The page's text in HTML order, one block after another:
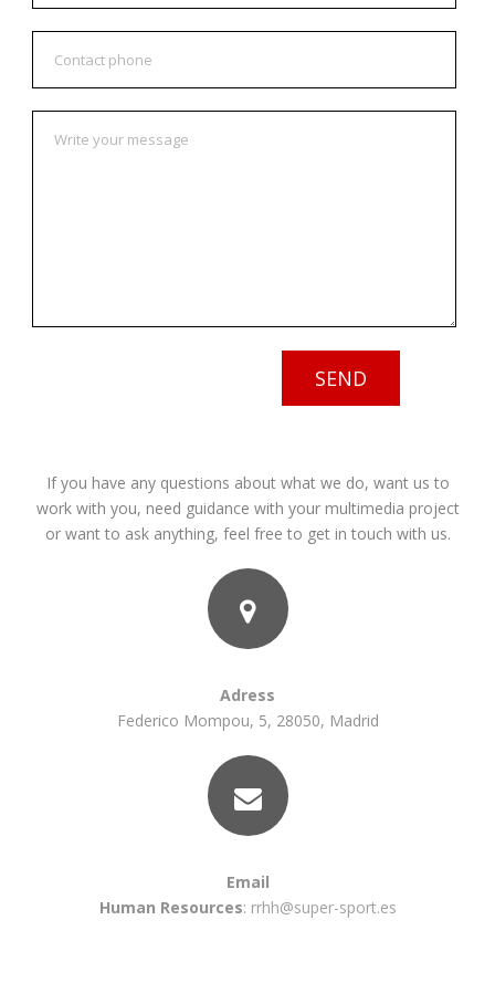
If you have any questions about what we do, want us to
work with you, need guidance with your multimedia project
or want to ask anything, feel free to get in touch with us.
Adress
Federico Mompou, 5, 28050, Madrid
Email
Human Resources: rrhh@super-sport.es